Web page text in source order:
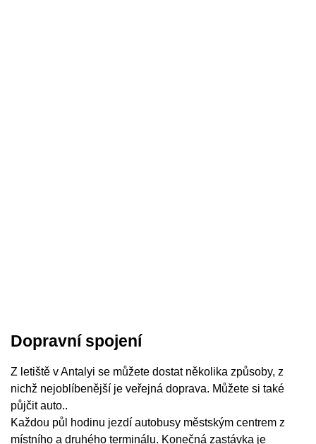
Dopravní spojení
Z letiště v Antalyi se můžete dostat několika způsoby, z
nichž nejoblíbenější je veřejná doprava. Můžete si také
půjčit auto..
Každou půl hodinu jezdí autobusy městským centrem z
místního a druhého terminálu. Konečná zastávka je